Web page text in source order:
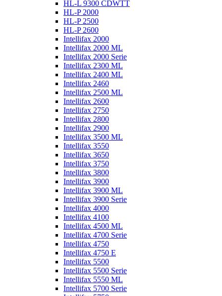
HL-L 9300 CDWTT
HL-P 2000
HL-P 2500
HL-P 2600
Intellifax 2000
Intellifax 2000 ML
Intellifax 2000 Serie
Intellifax 2300 ML
Intellifax 2400 ML
Intellifax 2460
Intellifax 2500 ML
Intellifax 2600
Intellifax 2750
Intellifax 2800
Intellifax 2900
Intellifax 3500 ML
Intellifax 3550
Intellifax 3650
Intellifax 3750
Intellifax 3800
Intellifax 3900
Intellifax 3900 ML
Intellifax 3900 Serie
Intellifax 4000
Intellifax 4100
Intellifax 4500 ML
Intellifax 4700 Serie
Intellifax 4750
Intellifax 4750 E
Intellifax 5500
Intellifax 5500 Serie
Intellifax 5550 ML
Intellifax 5700 Serie